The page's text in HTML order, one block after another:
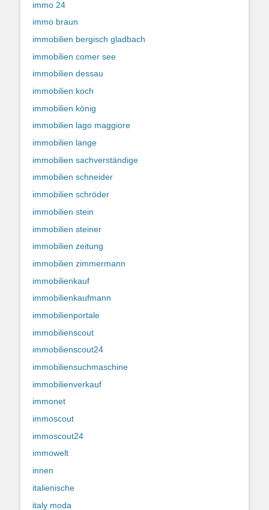
immo 24
immo braun
immobilien bergisch gladbach
immobilien comer see
immobilien dessau
immobilien koch
immobilien könig
immobilien lago maggiore
immobilien lange
immobilien sachverständige
immobilien schneider
immobilien schröder
immobilien stein
immobilien steiner
immobilien zeitung
immobilien zimmermann
immobilienkauf
immobilienkaufmann
immobilienportale
immobilienscout
immobilienscout24
immobiliensuchmaschine
immobilienverkauf
immonet
immoscout
immoscout24
immowelt
innen
italienische
italy moda